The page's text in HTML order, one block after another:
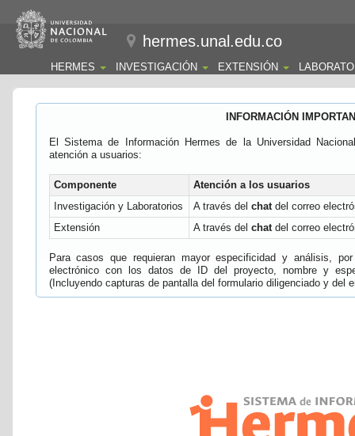
hermes.unal.edu.co
HERMES INVESTIGACIÓN EXTENSIÓN
INFORMACIÓN
El Sistema de Información Hermes de la Universidad
atención a usuarios:
Componente
Atención a los usuarios
Investigación y Laboratorios
A través del chatdel correo
Extensión
A través del chatdel correo
Para casos que requieran mayor especificidad y análisis,
electrónico con los datos de ID del proyecto, nombre y
(Incluyendo capturas de pantalla del formulario diligenciado y del